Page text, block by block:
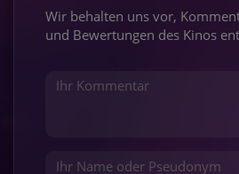
Wir behalten uns vor,
und Bewertungen des Kinos